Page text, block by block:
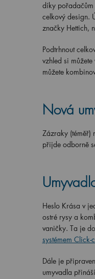
díky pořadačům
celkový design.
značky Hettich,
Podtrhnout
vzhled si
můžete
Nová
Zázraky (téměř)
přijde odborně
Heslo Krása v
ostré rysy a
vaničky. Ta je
systémem Click-
Dále je
umyvadla